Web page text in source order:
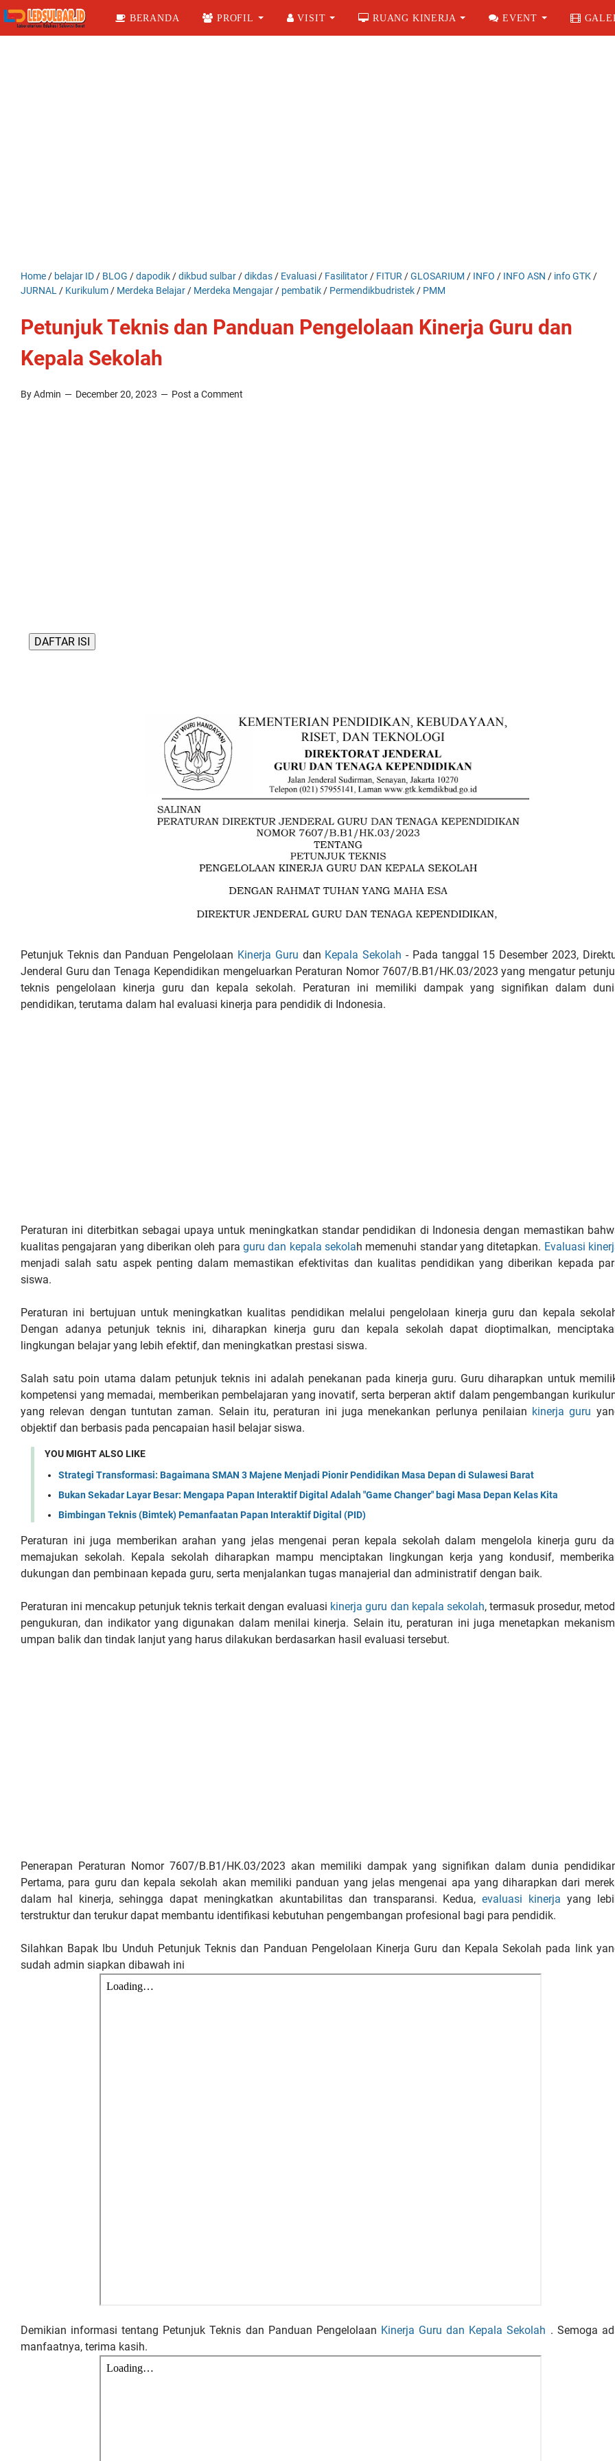
BERANDA PROFIL VISIT RUANG KINERJA EVENT
Home / belajar ID / BLOG /dapodik /dikbud sulbar /dikdas / Evaluasi / Fasilitator / FITUR /GLOSARIUM / INFO / INFO ASN / info GTK /
JURNAL / Kurikulum / Merdeka Belajar / Merdeka Mengajar / pembatik / Permendikbudristek / PMM
Petunjuk Teknis dan Panduan Pengelolaan Kinerja Guru dan
Kepala Sekolah
By Admin December 20, 2023 Post a Comment
DAFTAR ISI
Petunjuk Teknis dan Panduan Pengelolaan Kinerja Guru dan Kepala Sekolah - Pada tanggal 15 Desember 2023,
Jenderal Guru dan Tenaga Kependidikan mengeluarkan Peraturan Nomor 7607/B.B1/HK.03/2023 yang mengatur
teknis pengelolaan kinerja guru dan kepala sekolah. Peraturan ini memiliki dampak yang signifikan dalam
pendidikan, terutama dalam hal evaluasi kinerja para pendidik di Indonesia.
Peraturan ini diterbitkan sebagai upaya untuk meningkatkan standar pendidikan di Indonesia dengan memastikan
kualitas pengajaran yang diberikan oleh para guru dan kepala sekolah memenuhi standar yang ditetapkan. Evaluasi
menjadi salah satu aspek penting dalam memastikan efektivitas dan kualitas pendidikan yang diberikan kepada
siswa.
Peraturan ini bertujuan untuk meningkatkan kualitas pendidikan melalui pengelolaan kinerja guru dan kepala
Dengan adanya petunjuk teknis ini, diharapkan kinerja guru dan kepala sekolah dapat dioptimalkan,
lingkungan belajar yang lebih efektif, dan meningkatkan prestasi siswa.
Salah satu poin utama dalam petunjuk teknis ini adalah penekanan pada kinerja guru. Guru diharapkan untuk
kompetensi yang memadai, memberikan pembelajaran yang inovatif, serta berperan aktif dalam pengembangan
yang relevan dengan tuntutan zaman. Selain itu, peraturan ini juga menekankan perlunya penilaian kinerja guru
objektif dan berbasis pada pencapaian hasil belajar siswa.
YOU MIGHT ALSO LIKE
Strategi Transformasi: Bagaimana SMAN 3 Majene Menjadi Pionir Pendidikan Masa Depan di Sulawesi Barat
Bukan Sekadar Layar Besar: Mengapa Papan Interaktif Digital Adalah "Game Changer" bagi Masa Depan Kelas Kita
Bimbingan Teknis (Bimtek) Pemanfaatan Papan Interaktif Digital (PID)
Peraturan ini juga memberikan arahan yang jelas mengenai peran kepala sekolah dalam mengelola kinerja guru
memajukan sekolah. Kepala sekolah diharapkan mampu menciptakan lingkungan kerja yang kondusif,
dukungan dan pembinaan kepada guru, serta menjalankan tugas manajerial dan administratif dengan baik.
Peraturan ini mencakup petunjuk teknis terkait dengan evaluasi kinerja guru dan kepala sekolah, termasuk prosedur,
pengukuran, dan indikator yang digunakan dalam menilai kinerja. Selain itu, peraturan ini juga menetapkan
umpan balik dan tindak lanjut yang harus dilakukan berdasarkan hasil evaluasi tersebut.
Penerapan Peraturan Nomor 7607/B.B1/HK.03/2023 akan memiliki dampak yang signifikan dalam dunia
Pertama, para guru dan kepala sekolah akan memiliki panduan yang jelas mengenai apa yang diharapkan dari
dalam hal kinerja, sehingga dapat meningkatkan akuntabilitas dan transparansi. Kedua,evaluasi kinerja yang
terstruktur dan terukur dapat membantu identifikasi kebutuhan pengembangan profesional bagi para pendidik.
Silahkan Bapak Ibu Unduh Petunjuk Teknis dan Panduan Pengelolaan Kinerja Guru dan Kepala Sekolah pada link
sudah admin siapkan dibawah ini
Demikian informasi tentang Petunjuk Teknis dan Panduan Pengelolaan Kinerja Guru dan Kepala Sekolah . Semoga
manfaatnya, terima kasih.